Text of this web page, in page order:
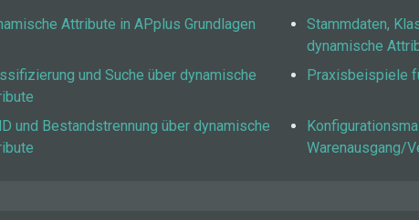
Attribute in APplus Grundlagen
Stammdaten,
dynamische
und Suche über dynamische
Praxisbeispiele
und Bestandstrennung über dynamische
Warenausgang/